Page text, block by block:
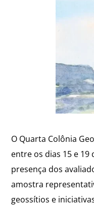
O Quarta Colônia
entre os dias 15 e
presença dos
amostra
geossítios e